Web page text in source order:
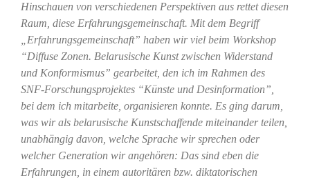
Hinschauen von verschiedenen Perspektiven aus rettet diesen
Raum, diese Erfahrungsgemeinschaft. Mit dem Begriff
„Erfahrungsgemeinschaft” haben wir viel beim Workshop
“Diffuse Zonen. Belarusische Kunst zwischen Widerstand
und Konformismus” gearbeitet, den ich im Rahmen des
SNF-Forschungsprojektes “Künste und Desinformation”,
bei dem ich mitarbeite, organisieren konnte. Es ging darum,
was wir als belarusische Kunstschaffende miteinander teilen,
unabhängig davon, welche Sprache wir sprechen oder
welcher Generation wir angehören: Das sind eben die
Erfahrungen, in einem autoritären bzw. diktatorischen